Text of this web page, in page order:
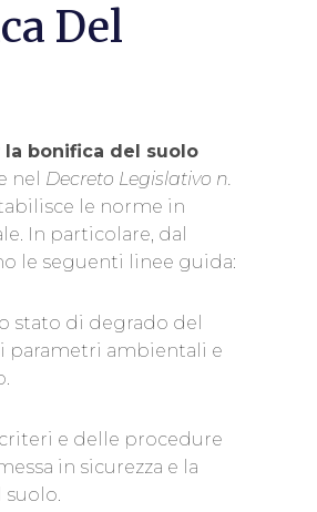
Del
bonifica del suolo
nel Decreto Legislativo n.
le norme in
In particolare, dal
le seguenti linee guida:
stato di degrado del
parametri ambientali e
e delle procedure
in sicurezza e la
suolo.